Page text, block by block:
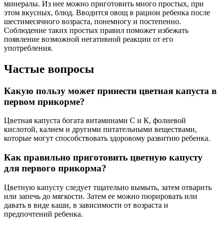
минералы. Из нее можно приготовить много простых, при
этом вкусных, блюд. Вводится овощ в рацион ребенка после
шестимесячного возраста, понемногу и постепенно.
Соблюдение таких простых правил поможет избежать
появление возможной негативной реакции от его
употребления.
Частые вопросы
Какую пользу может принести цветная капуста в
первом прикорме?
Цветная капуста богата витаминами С и К, фолиевой
кислотой, калием и другими питательными веществами,
которые могут способствовать здоровому развитию ребенка.
Как правильно приготовить цветную капусту
для первого прикорма?
Цветную капусту следует тщательно вымыть, затем отварить
или запечь до мягкости. Затем ее можно пюрировать или
давать в виде каши, в зависимости от возраста и
предпочтений ребенка.